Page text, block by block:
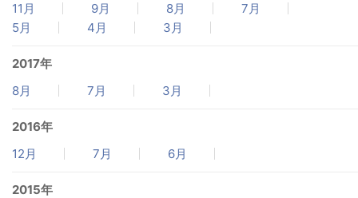
11月
9月 8月
7月
5月
4月 3月
2017年
8月
7月 3月
2016年
12月
7月 6月
2015年